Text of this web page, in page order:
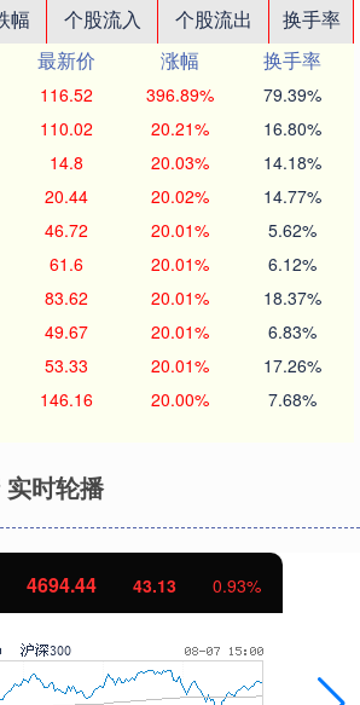
幅 个股流入 个股流出
换手率
最新价 涨幅
换手率
116.52 396.89% 79.39%
110.02 20.21% 16.80%
14.8 20.03% 14.18%
20.44 20.02% 14.77%
46.72 20.01% 5.62%
61.6 20.01% 6.12%
83.62 20.01% 18.37%
49.67 20.01% 6.83%
53.33 20.01% 17.26%
146.16 20.00% 7.68%
时轮播
4694.44 43.13 0.93%